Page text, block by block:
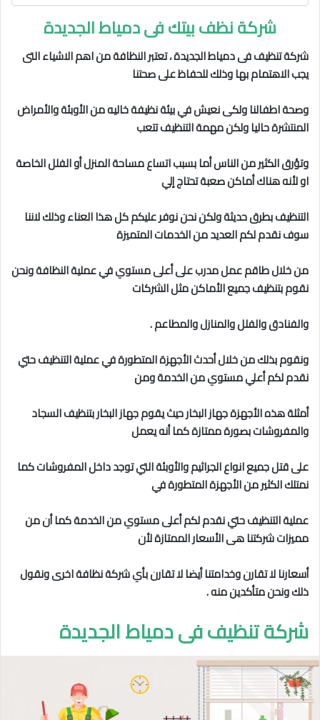
شركة نظف بيتك فى دمياط الجديدة
شركة تنظيف فى دمياط الجديدة، تعتبر النظافة من اهم الاشياء التى
يجب الاهتمام بها وذلك للحفاظ على صحتنا
وصحةاطفالنا ولكى نعيش في بيئة نظيفة خاليه من الأوبئة والأمراض
المنتشرة حاليا ولكن مهمة التنظيف تتعب
وتؤرقالكثير من الناس أما بسبب اتساع مساحة المنزل أو الفلل الخاصة
او لأنه هناك أماكن صعبة تحتاج إلي
التنظيف بطرق حديثة ولكن نحن نوفر عليكم كل هذا العناء وذلك لاننا
سوف نقدم لكم العديد من الخدمات المتميزة
من خلال طاقم عمل مدرب على أعلى مستوي في عملية النظافة ونحن
نقوم بتنظيف جميع الأماكن مثل الشركات
والفنادق والفلل والمنازل والمطاعم .
ونقوم بذلك من خلال أحدث الأجهزة المتطورة في عملية التنظيف حتي
نقدم لكم أعلي مستوي من الخدمة ومن
أمثلة هذه الأجهزة جهاز البخار حيث يقوم جهاز البخار بتنظيف السجاد
والمفروشات بصورة ممتازة كما أنه يعمل
على قتل جميع انواع الجراثيم والأوبئة التي توجد داخل المفروشات كما
نمتلك الكثير من الأجهزة المتطورة في
عملية التنظيف حتي نقدم لكم أعلى مستوي من الخدمة كما أن من
مميزات شركتنا هى الأسعار الممتازة لأن
أسعارنا لا تقارن وخدامتنا أيضا لا تقارن بأي شركة نظافة اخرى ونقول
ذلك ونحن متأكدين منه .
شركة تنظيف فى دمياط الجديدة